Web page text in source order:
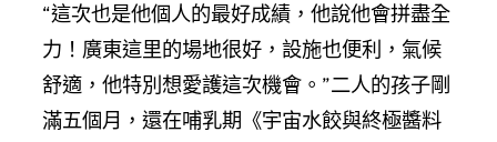
“這次也是他個人的最好成績，他說他會拼盡全
力！廣東這里的場地很好，設施也便利，氣候
舒適，他特別想愛護這次機會。”二人的孩子剛
滿五個月，還在哺乳期《宇宙水餃與終極醬料